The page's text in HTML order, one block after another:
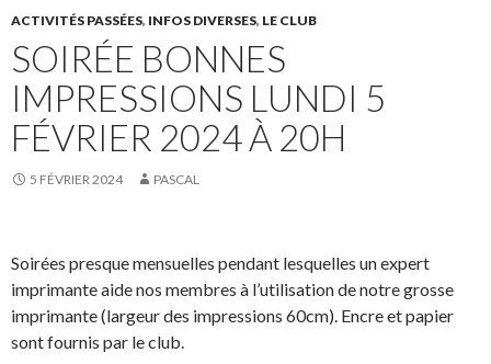
ACTIVITÉS PASSÉES, INFOS DIVERSES, LE CLUB
SOIRÉE BONNES
IMPRESSIONS LUNDI 5
FÉVRIER 2024 À 20H
5 FÉVRIER 2024 PASCAL
Soirées presque mensuelles pendant lesquelles un expert
imprimante aide nos membres à l’utilisation de notre grosse
imprimante (largeur des impressions 60cm). Encre et papier
sont fournis par le club.